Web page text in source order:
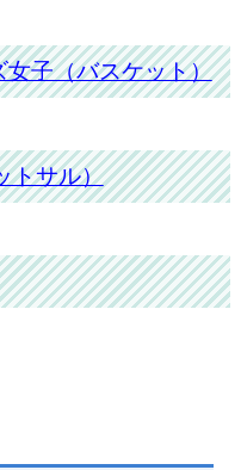
子（バスケット）
トサル）